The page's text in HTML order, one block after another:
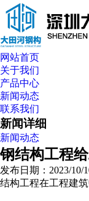
网站首页
关于我们
产品中心
新闻动态
联系我们
新闻详细
新闻动态
钢结构工程
发布日期：2023/10/
结构工程在工程建